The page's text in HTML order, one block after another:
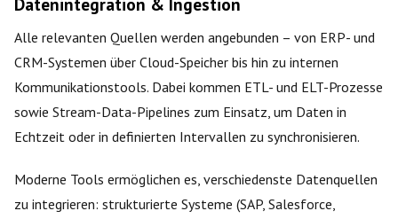
Alle relevanten Quellen werden angebunden – von ERP- und
CRM-Systemen über Cloud-Speicher bis hin zu internen
Kommunikationstools. Dabei kommen ETL- und ELT-Prozesse
sowie Stream-Data-Pipelines zum Einsatz, um Daten in
Echtzeit oder in definierten Intervallen zu synchronisieren.
Moderne Tools ermöglichen es, verschiedenste Datenquellen
zu integrieren: strukturierte Systeme (SAP, Salesforce,